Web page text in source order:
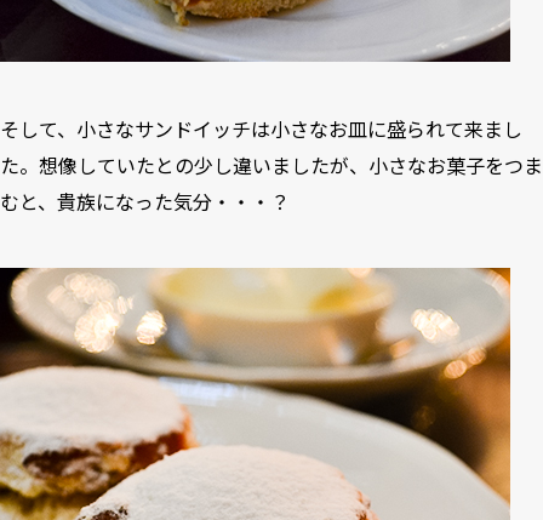
そして、小さなサンドイッチは小さなお皿に盛られて来まし
た。想像していたとの少し違いましたが、小さなお菓子をつま
むと、貴族になった気分・・・？